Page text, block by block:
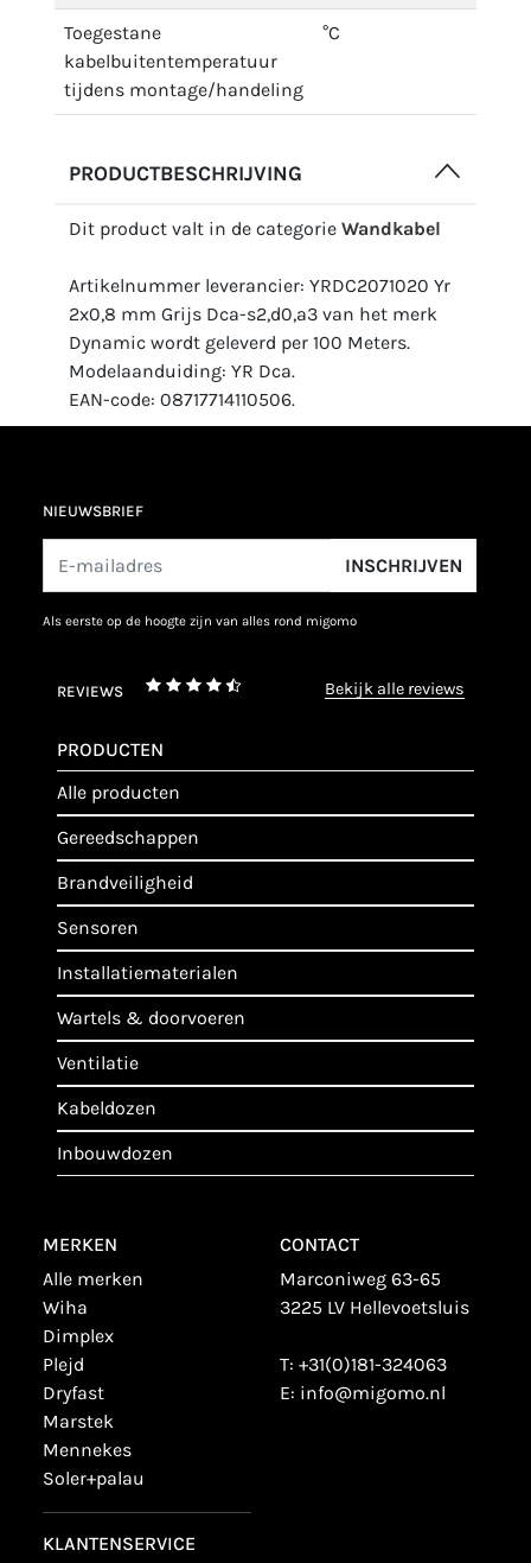
Toegestane
kabelbuitentemperatuur
tijdens montage/handeling
°C
PRODUCTBESCHRIJVING
Dit product valt in de categorie Wandkabel
Artikelnummer leverancier: YRDC2071020 Yr
2x0,8 mm Grijs Dca-s2,d0,a3 van het merk
Dynamic wordt geleverd per 100 Meters.
Modelaanduiding: YR Dca.
EAN-code: 08717714110506.
NIEUWSBRIEF
INSCHRIJVEN
als eerste op de hoogte zijn van alles rond migomo
REVIEWS bekijk alle reviews
PRODUCTEN
alle producten
gereedschappen
brandveiligheid
sensoren
installatiematerialen
wartels & doorvoeren
ventilatie
kabeldozen
inbouwdozen
MERKEN
alle merken
wiha
dimplex
plejd
dryfast
marstek
mennekes
soler+palau
KLANTENSERVICE
CONTACT
Marconiweg 63-65
3225 LV Hellevoetsluis
T: +31(0)181-324063
E: info@migomo.nl